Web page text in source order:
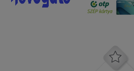
2025-10-09 - Mónika:
Gyors volt a szállítás,